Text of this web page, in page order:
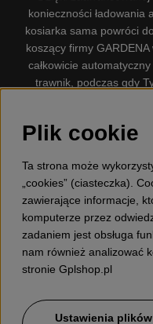
konieczności ładowania
kosiarka sama powróci
koszący firmy
całkowicie
trawnik, podczas gdy
dostępną na rynku.
ochronna, Wykaszarki,
Kultywatory,
Odkurzacz, Przecinarki,
Smary,
Plik cookie
Ta strona może
„cookies” (ciasteczka).
zawierające informacje,
komputerze przez
zadaniem jest obsługa
nam również analizować
stronie Gplshop.pl
Ustawienia plików